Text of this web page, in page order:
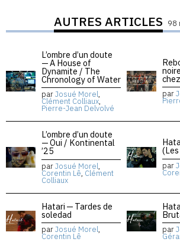
AUTRES ARTICLES 98
L’ombre d’un doute
— A House of
Dynamite / The
Chronology of Water
parJosué Morel,
Clément Colliaux,
Pierre-Jean Delvolvé
par
L’ombre d’un doute
— Oui / Kontinental
’25
parJosué Morel,
Corentin Lê, Clément
Colliaux
par
Hatari — Tardes de
soledad
parJosué Morel,
Corentin Lê
par